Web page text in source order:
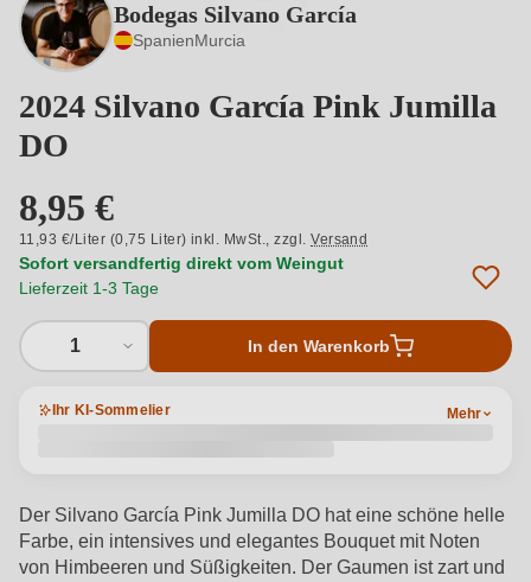
Bodegas Silvano García
SpanienMurcia
2024 Silvano García Pink Jumilla
DO
8,95 €
11,93 €/Liter (0,75 Liter) inkl. MwSt.,zzgl.Versand
Sofort versandfertig direkt vom Weingut
Lieferzeit 1-3 Tage
1 In den Warenkorb
Ihr KI-Sommelier Mehr
Der Silvano García Pink Jumilla DO hat eine schöne helle
Farbe, ein intensives und elegantes Bouquet mit Noten
von Himbeeren und Süßigkeiten. Der Gaumen ist zart und